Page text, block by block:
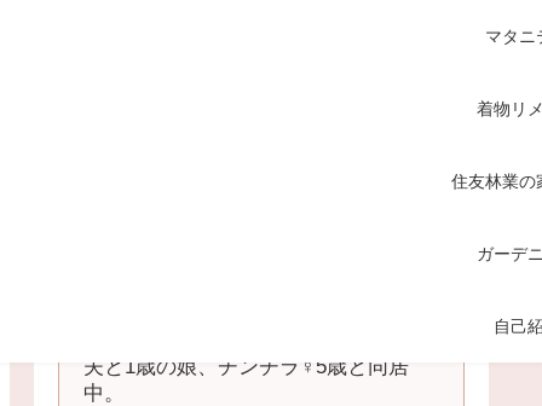
マタニ
着物リ
住友林業の
ガーデ
自己
夫と1歳の娘、チンチラ♀5歳と同居
中。